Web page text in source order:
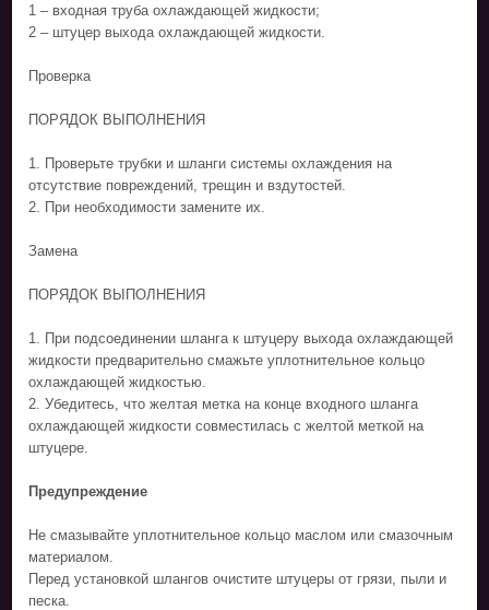
1 – входная труба охлаждающей жидкости;
2 – штуцер выхода охлаждающей жидкости.
Проверка
ПОРЯДОК ВЫПОЛНЕНИЯ
1. Проверьте трубки и шланги системы охлаждения на
отсутствие повреждений, трещин и вздутостей.
2. При необходимости замените их.
Замена
ПОРЯДОК ВЫПОЛНЕНИЯ
1. При подсоединении шланга к штуцеру выхода охлаждающей
жидкости предварительно смажьте уплотнительное кольцо
охлаждающей жидкостью.
2. Убедитесь, что желтая метка на конце входного шланга
охлаждающей жидкости совместилась с желтой меткой на
штуцере.
Предупреждение
Не смазывайте уплотнительное кольцо маслом или смазочным
материалом.
Перед установкой шлангов очистите штуцеры от грязи, пыли и
песка.